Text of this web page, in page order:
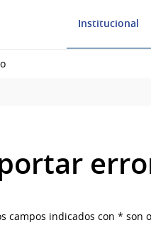
Institucional
campos indicados con * son